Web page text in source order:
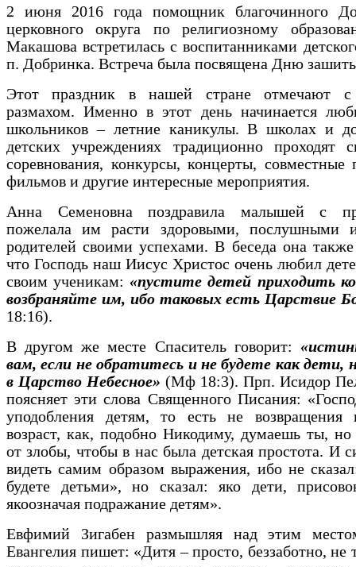
2 июня 2016 года помощник благочинного
церковного округа по религиозному
Макашова встретилась с воспитанниками
п. Добринка. Встреча была посвящена Дню
Этот праздник в нашей стране отмечают
размахом. Именно в этот день начинается
школьников – летние каникулы. В школах и
детских учреждениях традиционно проходят
соревнования, конкурсы, концерты, совместные
фильмов и другие интересные мероприятия.
Анна Семеновна поздравила малышей с
пожелала им расти здоровыми, послушными и
родителей своими успехами. В беседа она
что Господь наш Иисус Христос очень любил
своим ученикам: «пустите детей приходить
возбраняйте им, ибо таковых есть Царствие
18:16).
В другом же месте Спаситель говорит:
вам, если не обратитесь и не будете как дети,
в Царство Небесное» (Мф 18:3). Прп. Исидор
поясняет эти слова Священного Писания:
уподобления детям, то есть не возвращения
возраст, как, подобно Никодиму, думаешь ты, но
от злобы, чтобы в нас была детская простота. И
видеть самим образом выражения, ибо не
будете детьми», но сказал: яко дети,
якоозначая подражание детям».
Евфимий Зигабен размышляя над этим
Евангелия пишет: «Дитя – просто, беззаботно, не